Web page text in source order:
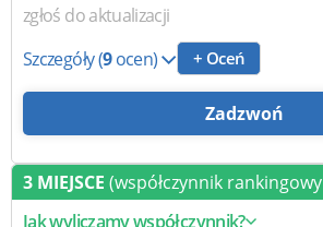
zgłoś do aktualizacji
Szczegóły(9ocen) + Oceń
Zadzwoń
3 MIEJSCE (współczynnik rankingowy
Jak wyliczamy współczynnik?